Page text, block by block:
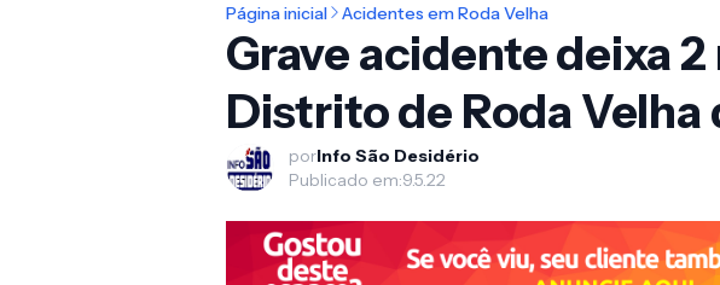
Página inicial Acidentes em Roda Velha
Grave acidente deixa
Distrito de Roda Velha
porInfo São Desidério
Publicado em:9.5.22